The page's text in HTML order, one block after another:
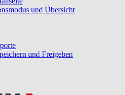
und Übersicht
und Freigeben